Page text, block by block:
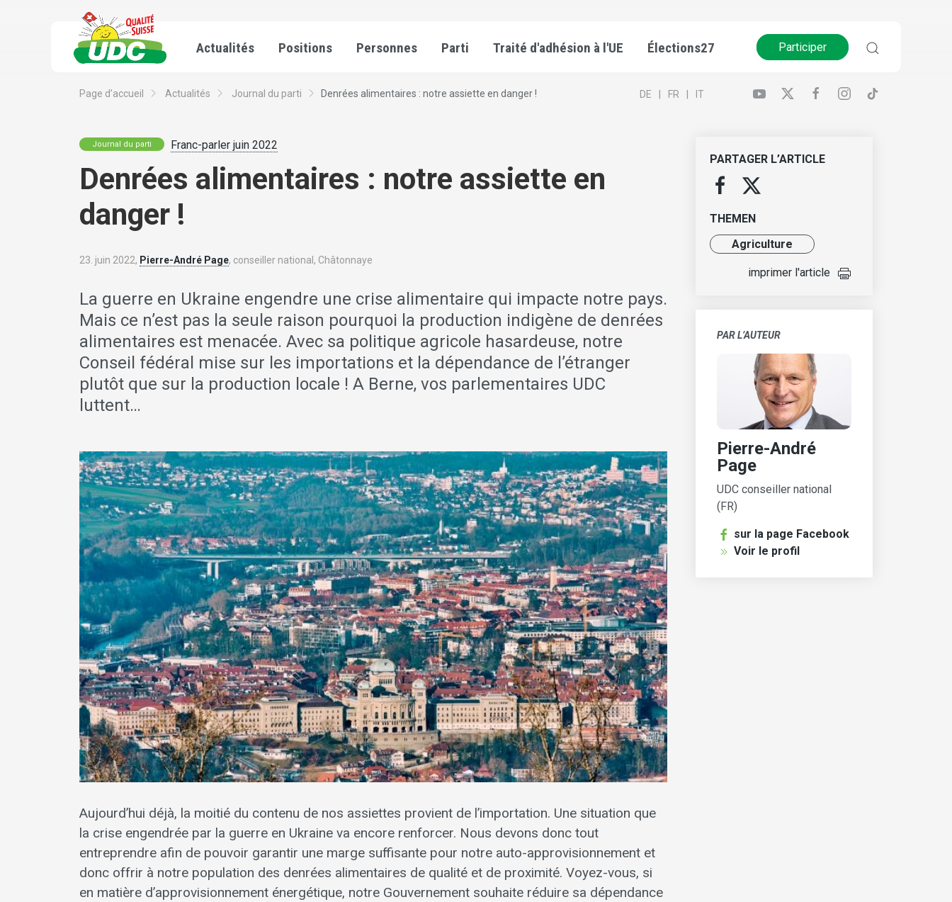
Actualités Positions Personnes Parti Traité d'adhésion à l'UE Élections27 Participer
Page d’accueil Actualités Journal du parti Denrées alimentaires : notre assiette en danger ! DE FR IT
Journal du parti Franc-parler juin 2022
Denrées alimentaires : notre assiette en
danger !
23. juin 2022, Pierre-André Page, conseiller national, Châtonnaye
La guerre en Ukraine engendre une crise alimentaire qui impacte notre pays.
Mais ce n’est pas la seule raison pourquoi la production indigène de denrées
alimentaires est menacée. Avec sa politique agricole hasardeuse, notre
Conseil fédéral mise sur les importations et la dépendance de l’étranger
plutôt que sur la production locale ! A Berne, vos parlementaires UDC
luttent…
Aujourd’hui déjà, la moitié du contenu de nos assiettes provient de l’importation. Une situation que
la crise engendrée par la guerre en Ukraine va encore renforcer. Nous devons donc tout
entreprendre afin de pouvoir garantir une marge suffisante pour notre auto-approvisionnement et
donc offrir à notre population des denrées alimentaires de qualité et de proximité. Voyez-vous, si
en matière d’approvisionnement énergétique, notre Gouvernement souhaite réduire sa dépendance
PARTAGER L’ARTICLE
THEMEN
Agriculture
imprimer l'article
PAR L’AUTEUR
Pierre-André
Page
UDC conseiller national
(FR)
sur la page Facebook
Voir le profil